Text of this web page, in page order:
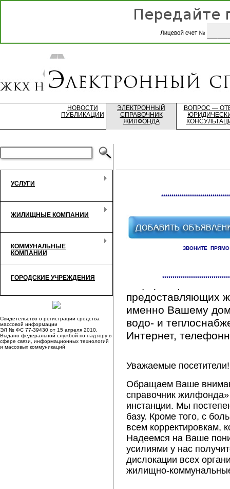
НОВОСТИ
ПУБЛИКАЦИИ
ЭЛЕКТРОННЫЙ
СПРАВОЧНИК
ЖИЛФОНДА
ВОПРОС —
УСЛУГИ
ЖИЛИЩНЫЕ КОМПАНИИ
КОММУНАЛЬНЫЕ
КОМПАНИИ
ГОРОДСКИЕ УЧРЕЖДЕНИЯ
Свидетельство о регистрации средства
массовой информации
ЭЛ № ФС 77-39430 от 15 апреля 2010.
Выдано федеральной службой по надзору в
сфере связи, информационных технологий
и массовых коммуникаций
ЗВОНИТЕ
предоставляющих
именно Вашему
водо- и
Интернет,
Уважаемые посетители!
Обращаем Ваше
справочник
инстанции. Мы
базу. Кроме того, с
всем корректировкам,
Надеемся на Ваше
усилиями у нас
дислокации всех
жилищно-